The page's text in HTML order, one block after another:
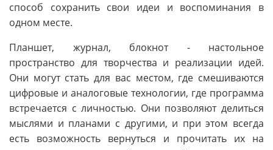
способ сохранить свои идеи и воспоминания в
одном месте.
Планшет, журнал, блокнот - настольное
пространство для творчества и реализации идей.
Они могут стать для вас местом, где смешиваются
цифровые и аналоговые технологии, где программа
встречается с личностью. Они позволяют делиться
мыслями и планами с другими, и при этом всегда
есть возможность вернуться и прочитать их на